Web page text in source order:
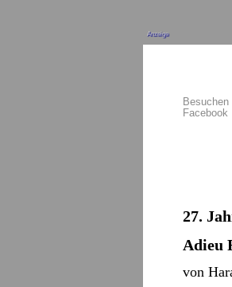
Anzeige
Facebook
27.
Adieu
von